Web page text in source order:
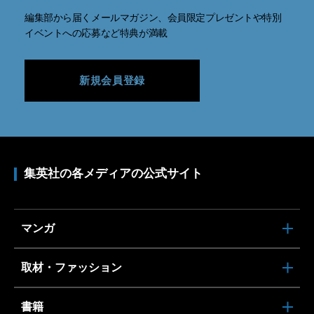
編集部から届くメールマガジン、会員限定プレゼントや特別
イベントへの応募など特典が満載
新規会員登録
集英社の各メディアの公式サイト
マンガ
取材・ファッション
書籍